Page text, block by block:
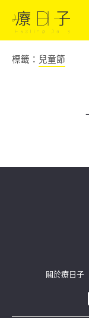
標籤： 兒童節
關於療日子